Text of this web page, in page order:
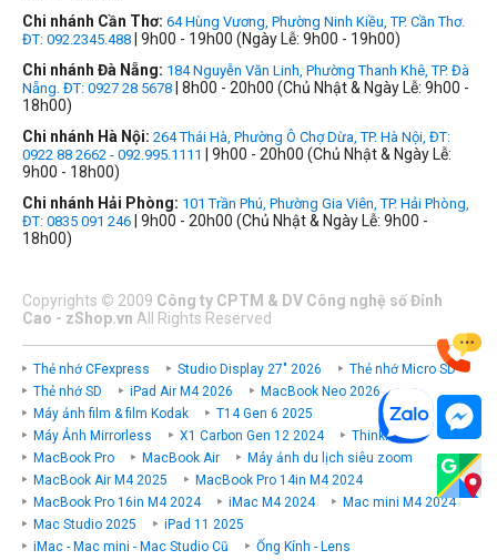
Chi nhánh Cần Thơ: 64 Hùng Vương, Phường Ninh Kiều, TP. Cần Thơ.
ĐT: 092.2345.488 | 9h00 - 19h00 (Ngày Lễ: 9h00 - 19h00)
Chi nhánh Đà Nẵng: 184 Nguyễn Văn Linh, Phường Thanh Khê, TP. Đà
Nẵng. ĐT: 0927 28 5678 | 8h00 - 20h00 (Chủ Nhật & Ngày Lễ: 9h00 -
18h00)
Chi nhánh Hà Nội: 264 Thái Hà, Phường Ô Chợ Dừa, TP. Hà Nội, ĐT:
0922 88 2662 - 092.995.1111
| 9h00 - 20h00 (Chủ Nhật & Ngày Lễ:
9h00 - 18h00)
Chi nhánh Hải Phòng: 101 Trần Phú, Phường Gia Viên, TP. Hải Phòng,
ĐT: 0835 091 246 | 9h00 - 20h00 (Chủ Nhật & Ngày Lễ: 9h00 -
18h00)
Copyrights © 2009 Công ty CPTM & DV Công nghệ số Đỉnh
Cao - zShop.vn All Rights Reserved
Thẻ nhớ CFexpress Studio Display 27" 2026
Thẻ nhớ Micro SD
Thẻ nhớ SD
iPad Air M4 2026
MacBook Neo 2026
Máy ảnh film & film Kodak
T14 Gen 6 2025
Máy Ảnh Mirrorless
X1 Carbon Gen 12 2024
ThinkPad P
MacBook Pro
MacBook Air
Máy ảnh du lịch siêu zoom
MacBook Air M4 2025
MacBook Pro 14in M4 2024
MacBook Pro 16in M4 2024
iMac M4 2024
Mac mini M4 2024
Mac Studio 2025
iPad 11 2025
iMac - Mac mini - Mac Studio Cũ
Ống Kính - Lens